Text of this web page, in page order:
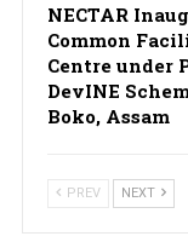
NECTAR
Common
Centre under
DevINE
Boko, Assam
PREV NEXT